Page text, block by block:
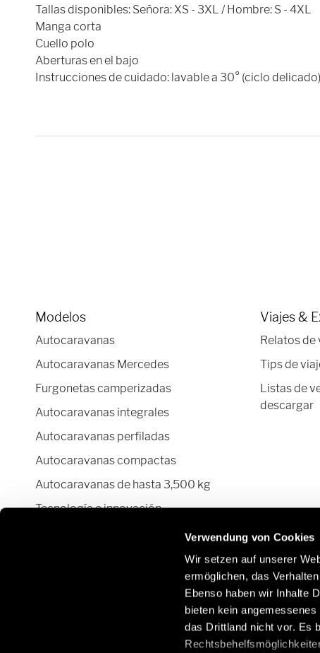
Verwendung von Cookies
Wir setzen auf unserer
ermöglichen, das
Ebenso haben wir Inhalte
bieten kein
das Drittland nicht vor. Es
Tallas disponibles: Señora: XS - 3XL / Hombre: S - 4XL
Manga corta
Cuello polo
Aberturas en el bajo
Instrucciones de cuidado: lavable a 30° (ciclo
Modelos
Autocaravanas
Autocaravanas Mercedes
Furgonetas camperizadas
Autocaravanas integrales
Autocaravanas perfiladas
Autocaravanas compactas
Autocaravanas de hasta 3,500 kg
Tecnología e innovación
Configurador autocaravanas y
Viajes &
Relatos de
Tips de
Listas de
descargar
Manténgase en contacto con nosotros en redes